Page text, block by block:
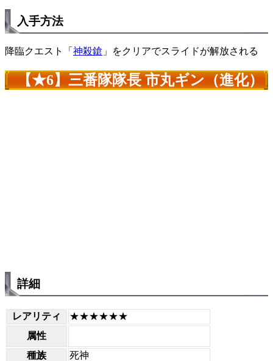
入手方法
降臨クエスト「 神殺鎗 」をクリアでスライドが解放される
【★6】三番隊隊長 市丸ギン（進化）
詳細
レアリティ
★★★★★★
属性
種族
死神